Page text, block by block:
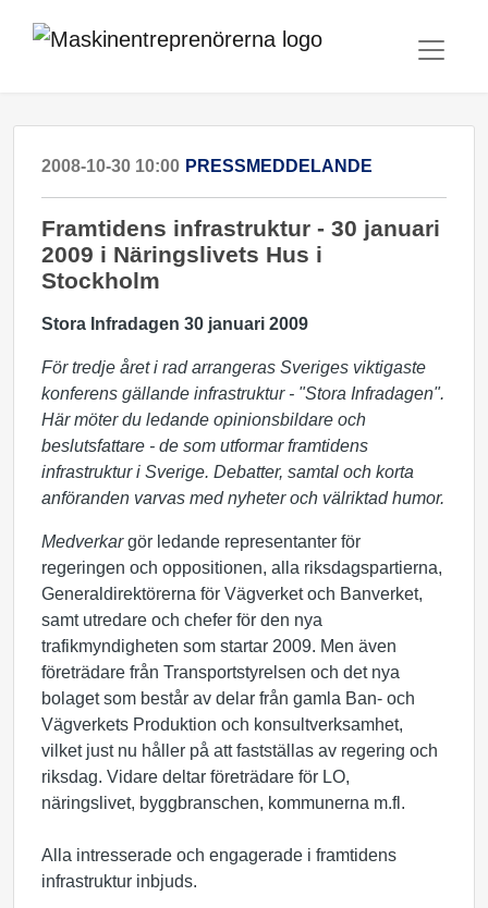
2008-10-30 10:00 PRESSMEDDELANDE
Framtidens infrastruktur - 30 januari
2009 i Näringslivets Hus i
Stockholm
Stora Infradagen 30 januari 2009
För tredje året i rad arrangeras Sveriges viktigaste
konferens gällande infrastruktur - "Stora Infradagen".
Här möter du ledande opinionsbildare och
beslutsfattare - de som utformar framtidens
infrastruktur i Sverige. Debatter, samtal och korta
anföranden varvas med nyheter och välriktad humor.
Medverkargör ledande representanter för
regeringen och oppositionen, alla riksdagspartierna,
Generaldirektörerna för Vägverket och Banverket,
samt utredare och chefer för den nya
trafikmyndigheten som startar 2009. Men även
företrädare från Transportstyrelsen och det nya
bolaget som består av delar från gamla Ban- och
Vägverkets Produktion och konsultverksamhet,
vilket just nu håller på att fastställas av regering och
riksdag. Vidare deltar företrädare för LO,
näringslivet, byggbranschen, kommunerna m.fl.
Alla intresserade och engagerade i framtidens
infrastruktur inbjuds.